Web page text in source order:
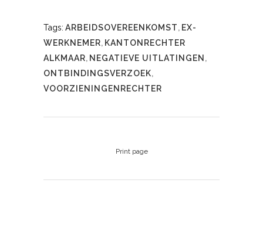
Tags: ARBEIDSOVEREENKOMST, EX-
WERKNEMER, KANTONRECHTER
ALKMAAR, NEGATIEVE UITLATINGEN ,
ONTBINDINGSVERZOEK,
VOORZIENINGENRECHTER
Print page